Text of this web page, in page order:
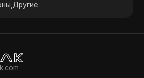
Другие